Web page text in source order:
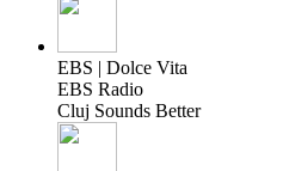
EBS | Dolce Vita
EBS Radio
Cluj Sounds Better